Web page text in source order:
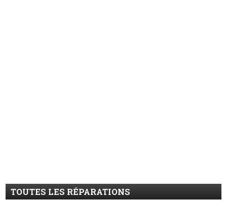
TOUTES LES RÉPARATIONS